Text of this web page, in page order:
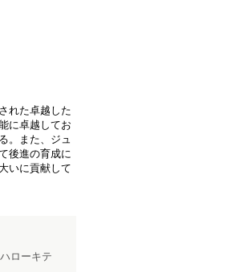
れた卓越した
に卓越してお
。また、ジュ
後進の育成に
いに貢献して
ローキテ